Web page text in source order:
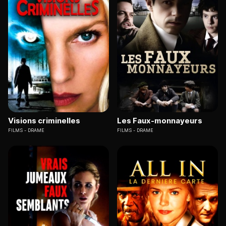
Visions criminelles
FILMS DRAME
Les Faux-monnayeurs
FILMS DRAME